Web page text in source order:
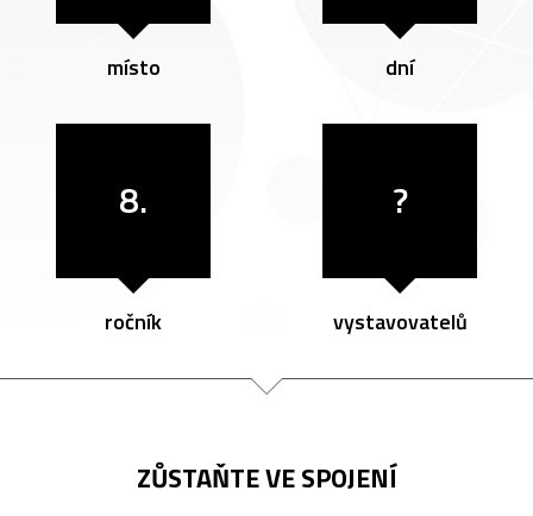
místo dní
8.
ročník
?
vystavovatelů
ZŮSTAŇTE VE SPOJENÍ